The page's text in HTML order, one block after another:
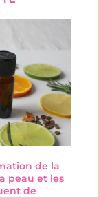
de la
peau et les
de